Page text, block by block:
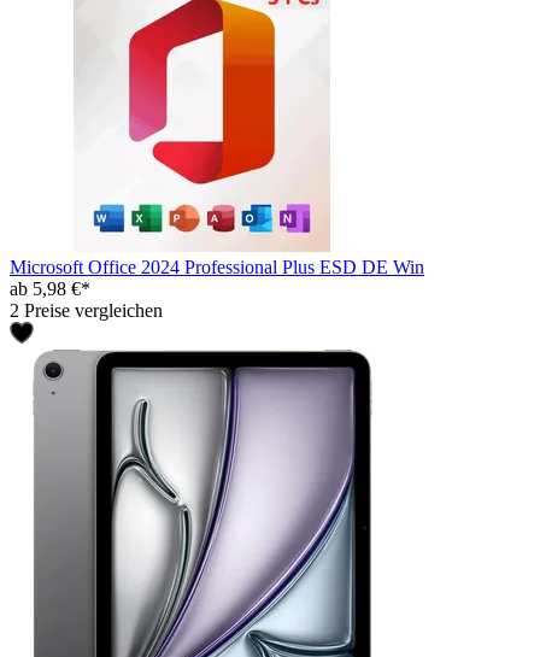
Microsoft Office 2024 Professional Plus ESD DE Win
ab 5,98 €*
2 Preise vergleichen